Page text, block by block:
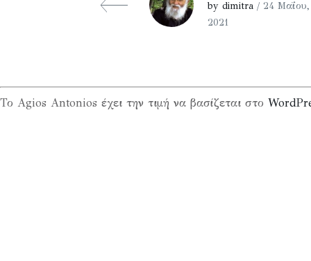
by dimitra / 24 Μαΐου,
2021
Το Agios Antonios έχει την τιμή να βασίζεται στο